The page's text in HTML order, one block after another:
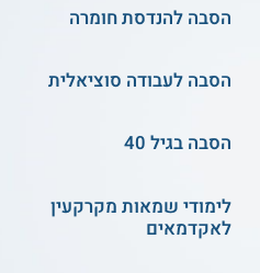
הסבה להנדסת חומרה
הסבה לעבודה סוציאלית
הסבה בגיל 40
לימודי שמאות מקרקעין
לאקדמאים